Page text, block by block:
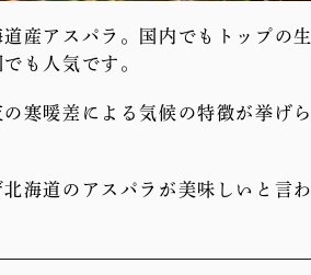
産アスパラ。国内でもトップの生
も人気です。
寒暖差による気候の特徴が挙げら
海道のアスパラが美味しいと言わ